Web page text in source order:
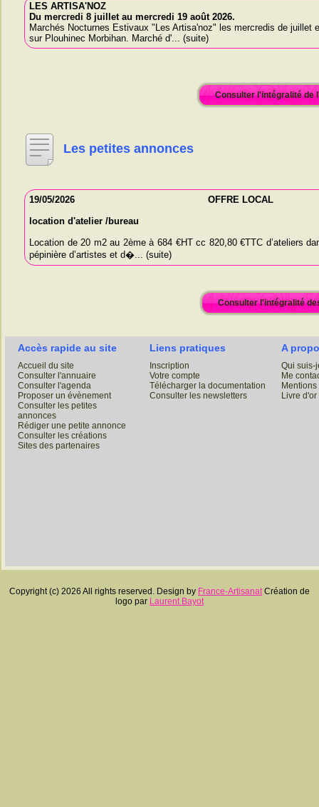
LES ARTISA'NOZ
Du mercredi 8 juillet au mercredi 19 août 2026.
Marchés Nocturnes Estivaux "Les Artisa'noz" les mercredis de juillet
sur Plouhinec Morbihan. Marché d'... (suite)
Consulter l'intégralité de
Les petites annonces
19/05/2026
OFFRE LOCAL
location d'atelier /bureau
Location de 20 m2 au 2ème à 684 €HT cc 820,80 €TTC d’ateliers
pépinière d’artistes et d�... (suite)
Consulter l'intégralité
Accès rapide au site
Accueil du site
Consulter l'annuaire
Consulter l'agenda
Proposer un évènement
Consulter les petites
annonces
Rédiger une petite annonce
Consulter les créations
Sites des partenaires
Liens pratiques
Inscription
Votre compte
Télécharger la documentation
Consulter les newsletters
A
Qui suis-
Me
Livre d'or
Copyright (c) 2026 All rights reserved. Design by France-ArtisanatCréation de
logo par Laurent Bayot